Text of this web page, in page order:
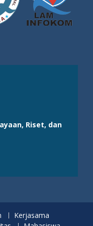
Riset, dan
Kerjasama